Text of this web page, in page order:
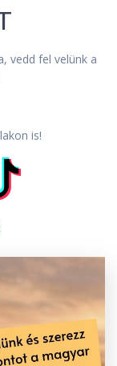
vedd fel velünk a
is!